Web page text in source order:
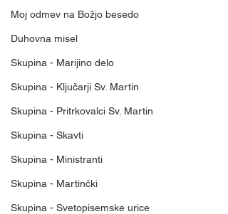
Moj odmev na Božjo besedo
Duhovna misel
Skupina - Marijino delo
Skupina - Ključarji Sv. Martin
Skupina - Pritrkovalci Sv. Martin
Skupina - Skavti
Skupina - Ministranti
Skupina - Martinčki
Skupina - Svetopisemske urice